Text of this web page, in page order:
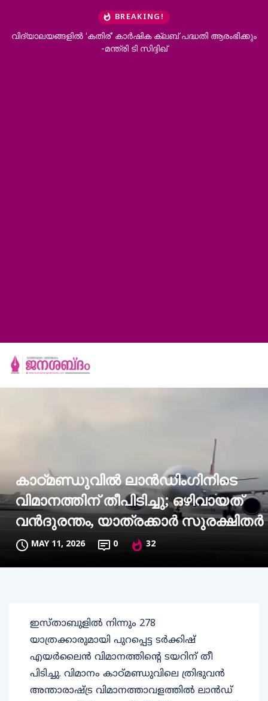
BREAKING!
വിദ്യാലയങ്ങളില്‍ ‘കതിര്’ കാര്‍ഷിക ക്ലബ് പദ്ധതി ആരംഭിക്കും
-മന്ത്രി ടി സിദ്ദിഖ്
കാഠ്മണ്ഡുവിൽ ലാൻഡിംഗിനിടെ
വിമാനത്തിന് തീപിടിച്ചു; ഒഴിവായത്
വൻദുരന്തം, യാത്രക്കാർ സുരക്ഷിതർ
MAY 11, 2026 0 32
ഇസ്താബുളിൽ നിന്നും 278
യാത്രക്കാരുമായി പുറപ്പെട്ട ടർക്കിഷ്
എയർലൈൻ വിമാനത്തിൻ്റെ ടയറിന് തീ
പിടിച്ചു. വിമാനം കാഠ്മണ്ഡുവിലെ ത്രിഭുവൻ
അന്താരാഷ്ട്ര വിമാനത്താവളത്തിൽ ലാൻഡ്